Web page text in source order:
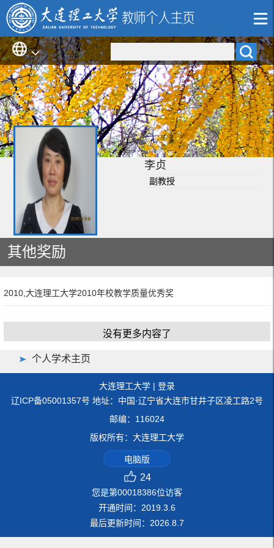
李贞
副教授
其他奖励
2010,大连理工大学2010年校教学质量优秀奖
没有更多内容了
个人学术主页
大连理工大学 | 登录
辽ICP备05001357号 地址：中国·辽宁省大连市甘井子区凌工路2号
邮编：116024
版权所有：大连理工大学
电脑版
24
您是第00018386位访客
开通时间： 2019.3.6
最后更新时间： 2026.8.7